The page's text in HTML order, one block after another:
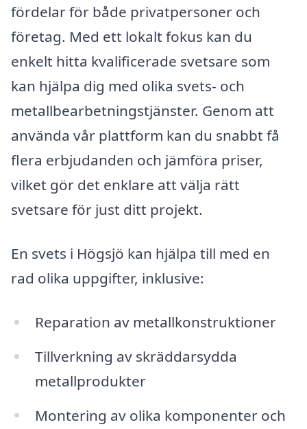
fördelar för både privatpersoner och
företag. Med ett lokalt fokus kan du
enkelt hitta kvalificerade svetsare som
kan hjälpa dig med olika svets- och
metallbearbetningstjänster. Genom att
använda vår plattform kan du snabbt få
flera erbjudanden och jämföra priser,
vilket gör det enklare att välja rätt
svetsare för just ditt projekt.
En svets i Högsjö kan hjälpa till med en
rad olika uppgifter, inklusive:
Reparation av metallkonstruktioner
Tillverkning av skräddarsydda
metallprodukter
Montering av olika komponenter och